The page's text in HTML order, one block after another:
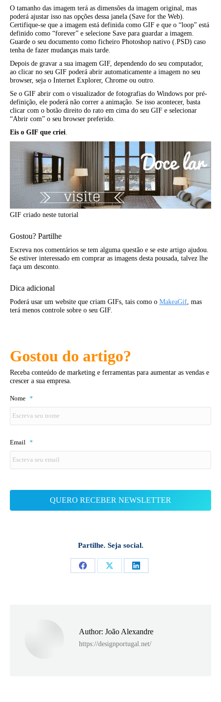
O tamanho das imagem terá as dimensões da imagem original, mas
poderá ajustar isso nas opções dessa janela (Save for the Web).
Certifique-se que a imagem está definida como GIF e que o “loop” está
definido como “forever” e selecione Save para guardar a imagem.
Guarde o seu documento como ficheiro Photoshop nativo (.PSD) caso
tenha de fazer mudanças mais tarde.
Depois de gravar a sua imagem GIF, dependendo do seu computador,
ao clicar no seu GIF poderá abrir automaticamente a imagem no seu
browser, seja o Internet Explorer, Chrome ou outro.
Se o GIF abrir com o visualizador de fotografias do Windows por pré-
definição, ele poderá não correr a animação. Se isso acontecer, basta
clicar com o botão direito do rato em cima do seu GIF e selecionar
“Abrir com” o seu browser preferido.
Eis o GIF que criei.
GIF criado neste tutorial
Gostou? Partilhe
Escreva nos comentários se tem alguma questão e se este artigo ajudou.
Se estiver interessado em comprar as imagens desta pousada, talvez lhe
faça um desconto.
Dica adicional
Poderá usar um website que criam GIFs, tais como o MakeaGif, mas
terá menos controle sobre o seu GIF.
Gostou do artigo?
Receba conteúdo de marketing e ferramentas para aumentar as vendas e
crescer a sua empresa.
Nome *
Email *
Partilhe. Seja social.
Share
Share
Share
Author: João Alexandre
https://designportugal.net/